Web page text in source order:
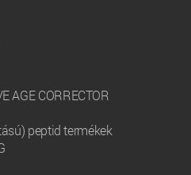
AGE CORRECTOR
peptid termékek